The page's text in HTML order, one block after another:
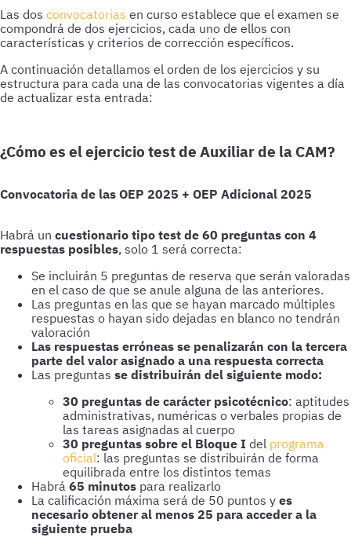
Las dos convocatorias en curso establece que el examen se
compondrá de dos ejercicios, cada uno de ellos con
características y criterios de corrección específicos.
A continuación detallamos el orden de los ejercicios y su
estructura para cada una de las convocatorias vigentes a día
de actualizar esta entrada:
¿Cómo es el ejercicio test de Auxiliar de la CAM?
Convocatoria de las OEP 2025 + OEP Adicional 2025
Habrá un cuestionario tipo test de 60 preguntas con 4
respuestas posibles, solo 1 será correcta:
Se incluirán 5 preguntas de reserva que serán valoradas
en el caso de que se anule alguna de las anteriores.
Las preguntas en las que se hayan marcado múltiples
respuestas o hayan sido dejadas en blanco no tendrán
valoración
Las respuestas erróneas se penalizarán con la tercera
parte del valor asignado a una respuesta correcta
Las preguntas se distribuirán del siguiente modo:
30 preguntas de carácter psicotécnico: aptitudes
administrativas, numéricas o verbales propias de
las tareas asignadas al cuerpo
30 preguntas sobre el Bloque I del programa
oficial: las preguntas se distribuirán de forma
equilibrada entre los distintos temas
Habrá 65 minutos para realizarlo
La calificación máxima será de 50 puntos y es
necesario obtener al menos 25 para acceder a la
siguiente prueba